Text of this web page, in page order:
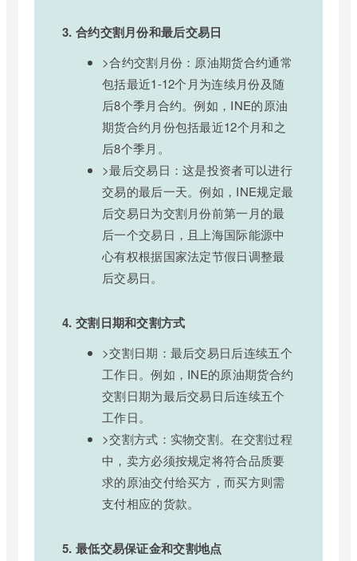
3. 合约交割月份和最后交易日
>合约交割月份：原油期货合约通常
包括最近1-12个月为连续月份及随
后8个季月合约。例如，INE的原油
期货合约月份包括最近12个月和之
后8个季月。
>最后交易日：这是投资者可以进行
交易的最后一天。例如，INE规定最
后交易日为交割月份前第一月的最
后一个交易日，且上海国际能源中
心有权根据国家法定节假日调整最
后交易日。
4. 交割日期和交割方式
>交割日期：最后交易日后连续五个
工作日。例如，INE的原油期货合约
交割日期为最后交易日后连续五个
工作日。
>交割方式：实物交割。在交割过程
中，卖方必须按规定将符合品质要
求的原油交付给买方，而买方则需
支付相应的货款。
5. 最低交易保证金和交割地点